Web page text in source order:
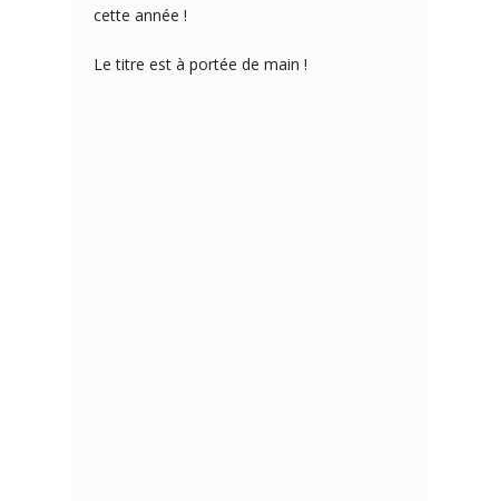
cette année !
Le titre est à portée de main !